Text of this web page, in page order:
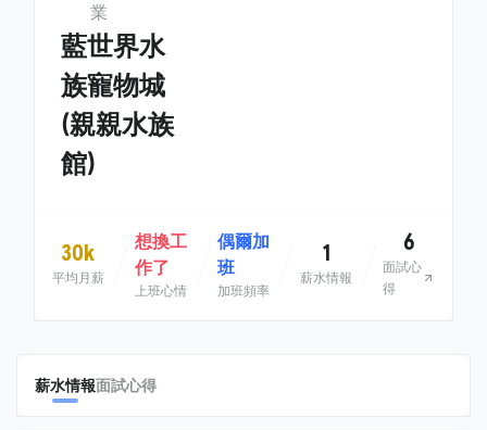
業
藍世界水
族寵物城
(親親水族
館)
30k
平均月薪
想換工
作了
上班心情
偶爾加
班
加班頻率
1
薪水情報
6
面試心
得
薪水情報面試心得